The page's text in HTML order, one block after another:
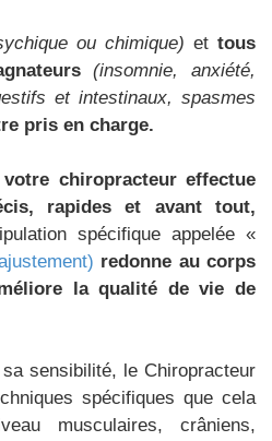
ou chimique) et tous
(insomnie, anxiété,
et intestinaux, spasmes
pris en charge.
votre chiropracteur effectue
rapides et avant tout,
spécifique appelée «
redonne au corps
la qualité de vie de
sensibilité, le Chiropracteur
spécifiques que cela
musculaires, crâniens,